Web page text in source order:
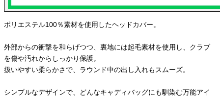
ポリエステル100％素材を使用したヘッドカバー。
外部からの衝撃を和らげつつ、裏地には起毛素材を使用し、クラブ
を傷や汚れからしっかり保護。
扱いやすい柔らかさで、ラウンド中の出し入れもスムーズ。
シンプルなデザインで、どんなキャディバッグにも馴染む万能アイ